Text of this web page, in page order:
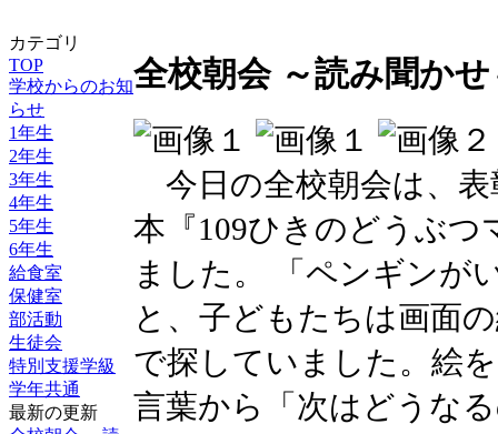
カテゴリ
TOP
学校からのお知
らせ
1年生
2年生
3年生
4年生
5年生
6年生
給食室
保健室
部活動
生徒会
特別支援学級
学年共通
最新の更新
全校朝会 ～読み聞かせ
今日の全校朝会は、表
本『109ひきのどうぶ
ました。 「ペンギンが
と、子どもたちは画面
で探していました。絵
言葉から「次はどうな